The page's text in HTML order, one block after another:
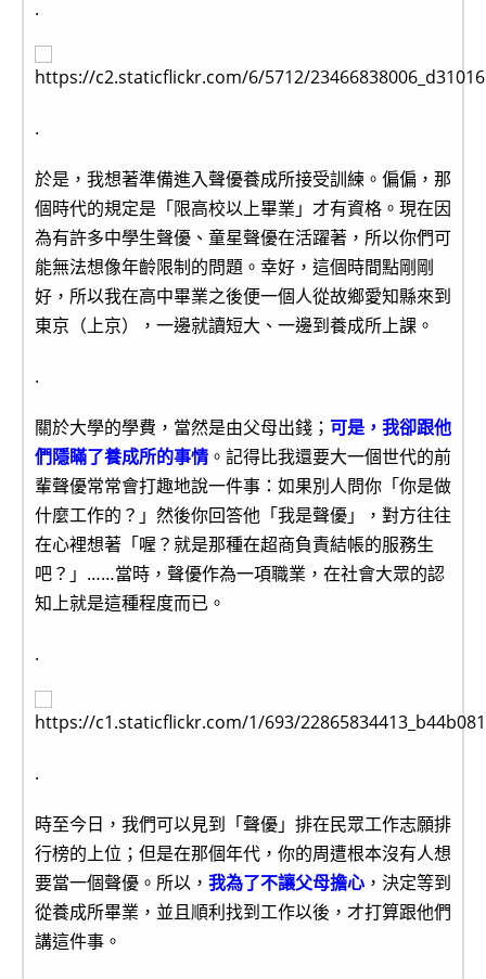
.
.
於是，我想著準備進入聲優養成所接受訓練。偏偏，那
個時代的規定是「限高校以上畢業」才有資格。現在因
為有許多中學生聲優、童星聲優在活躍著，所以你們可
能無法想像年齡限制的問題。幸好，這個時間點剛剛
好，所以我在高中畢業之後便一個人從故鄉愛知縣來到
東京（上京），一邊就讀短大、一邊到養成所上課。
.
關於大學的學費，當然是由父母出錢； 可是，我卻跟他
們隱瞞了養成所的事情 。記得比我還要大一個世代的前
輩聲優常常會打趣地說一件事：如果別人問你「你是做
什麼工作的？」然後你回答他「我是聲優」，對方往往
在心裡想著「喔？就是那種在超商負責結帳的服務生
吧？」……當時，聲優作為一項職業，在社會大眾的認
知上就是這種程度而已。
.
.
時至今日，我們可以見到「聲優」排在民眾工作志願排
行榜的上位；但是在那個年代，你的周遭根本沒有人想
要當一個聲優。所以， 我為了不讓父母擔心 ，決定等到
從養成所畢業，並且順利找到工作以後，才打算跟他們
講這件事。